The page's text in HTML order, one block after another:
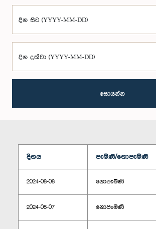
දින සිට (YYYY-MM-DD)
දින දක්වා (YYYY-MM-DD)
සොයන්න
දිනය පැමිණි/නොපැමිණි
2024-08-08 නොපැමිණි
2024-08-07 නොපැමිණි